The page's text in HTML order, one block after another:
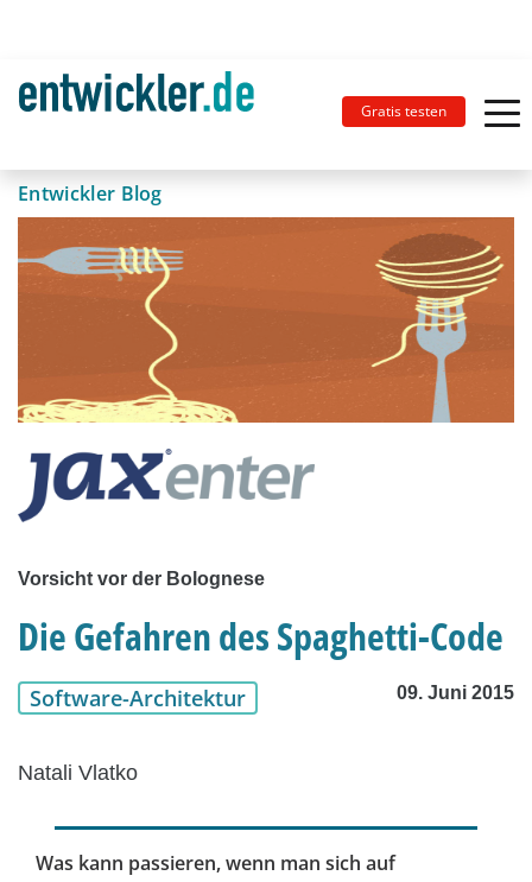
Gratis testen
Entwickler Blog
Vorsicht vor der Bolognese
Die Gefahren des Spaghetti-Code
Software-Architektur 09. Juni 2015
Natali Vlatko
Was kann passieren, wenn man sich auf